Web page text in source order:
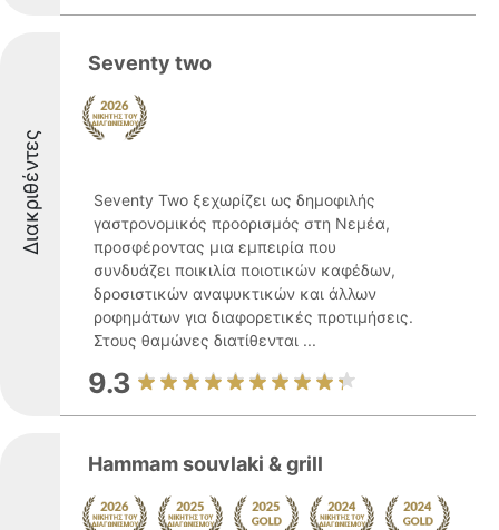
Διακριθέντες
Seventy two
Seventy Two ξεχωρίζει ως δημοφιλής
γαστρονομικός προορισμός στη Νεμέα,
προσφέροντας μια εμπειρία που
συνδυάζει ποικιλία ποιοτικών καφέδων,
δροσιστικών αναψυκτικών και άλλων
ροφημάτων για διαφορετικές προτιμήσεις.
Στους θαμώνες διατίθενται ...
9.3
Hammam souvlaki & grill